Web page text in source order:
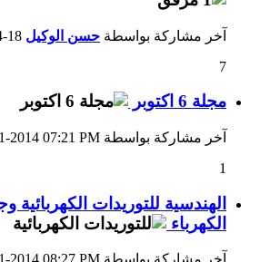
آخر مشاركة بواسطة حسن الوكيل
7
مجلة 6 اكتوبر
آخر مشاركة بواسطة 2014 07:21 PM
1
الهندسية للتوريدات الكهربائية
الكهرباء